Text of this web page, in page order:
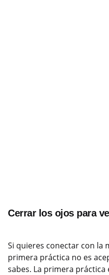
Cerrar los ojos para
Si quieres conectar con la
primera práctica no es
sabes. La primera práctica